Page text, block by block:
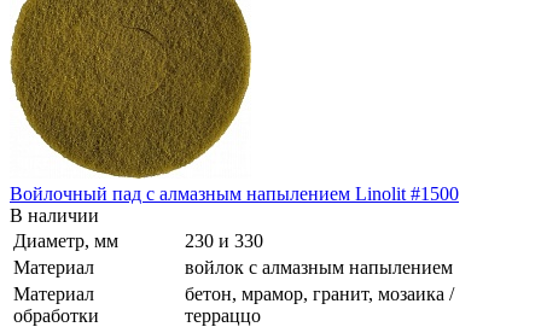
Войлочный пад с алмазным напылением Linolit #1500
В наличии
Диаметр, мм
230 и 330
Материал
войлок с алмазным напылением
Материал
обработки
бетон, мрамор, гранит, мозаика /
терраццо